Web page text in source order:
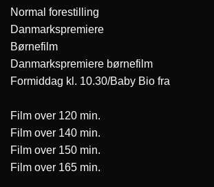
Normal forestilling
Danmarkspremiere
Børnefilm
Danmarkspremiere børnefilm
Formiddag kl. 10.30/Baby
Film over 120 min.
Film over 140 min.
Film over 150 min.
Film over 165 min.